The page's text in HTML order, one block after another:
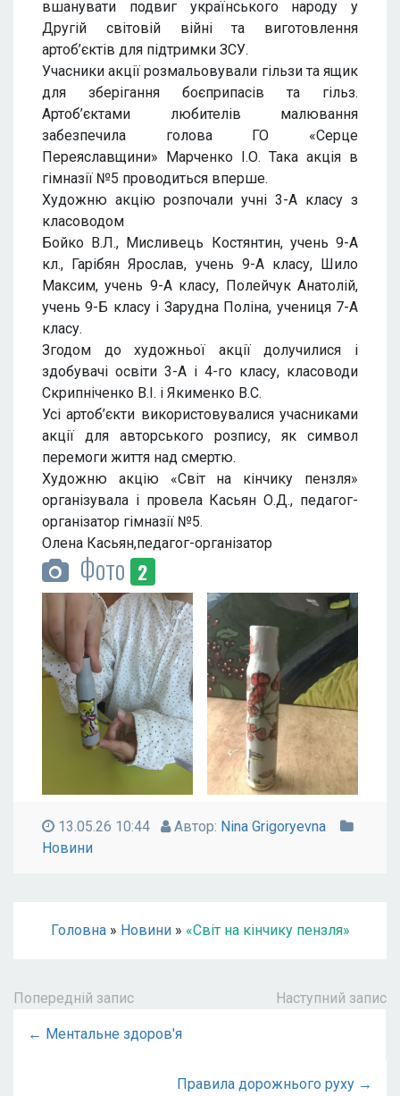
вшанувати подвиг українського народу у
Другій світовій війні та виготовлення
артоб’єктів для підтримки ЗСУ.
Учасники акції розмальовували гільзи та ящик
для зберігання боєприпасів та гільз.
Артоб’єктами любителів малювання
забезпечила голова ГО «Серце
Переяславщини» Марченко І.О. Така акція в
гімназії №5 проводиться вперше.
Художню акцію розпочали учні 3-А класу з
класоводом
Бойко В.Л., Мисливець Костянтин, учень 9-А
кл., Гарібян Ярослав, учень 9-А класу, Шило
Максим, учень 9-А класу, Полейчук Анатолій,
учень 9-Б класу і Зарудна Поліна, учениця 7-А
класу.
Згодом до художньої акції долучилися і
здобувачі освіти 3-А і 4-го класу, класоводи
Скрипніченко В.І. і Якименко В.С.
Усі артоб’єкти використовувалися учасниками
акції для авторського розпису, як символ
перемоги життя над смертю.
Художню акцію «Світ на кінчику пензля»
організувала і провела Касьян О.Д., педагог-
організатор гімназії №5.
Олена Касьян,педагог-організатор
Фото 2
13.05.26 10:44 Автор: Nina Grigoryevna
Новини
Головна» Новини» «Світ на кінчику пензля»
Попередній запис Наступний запис
← Ментальне здоров'я
Правила дорожнього руху →